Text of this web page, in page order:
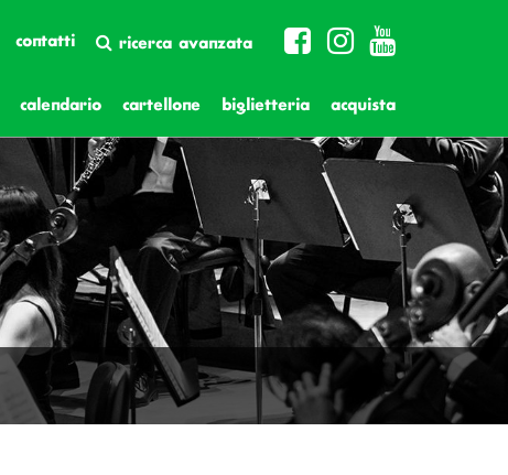
contatti ricerca avanzata
calendario cartellone biglietteria acquista